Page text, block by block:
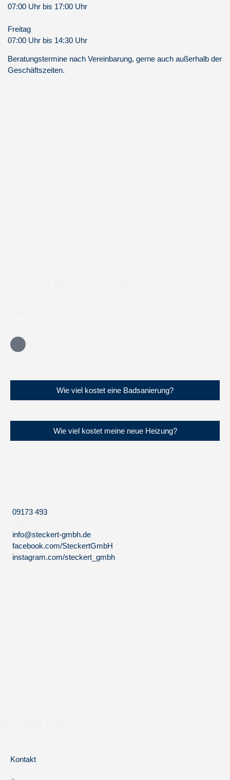
07:00 Uhr bis 17:00 Uhr
Freitag
07:00 Uhr bis 14:30 Uhr
Beratungstermine nach Vereinbarung, gerne auch außerhalb der
Geschäftszeiten.
Wie viel kostet eine Badsanierung?
Wie viel kostet meine neue Heizung?
09173 493
info@steckert-gmbh.de
facebook.com/SteckertGmbH
instagram.com/steckert_gmbh
Kontakt